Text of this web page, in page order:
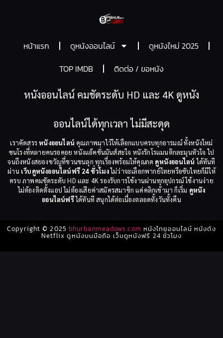
หน้าแรก ดูหนังออนไลน์
ดูหนังใหม่ 2025
TOP IMDB
ติดต่อ / ขอหนัง
หนังออนไลน์ คมชัดระดับ HD และ 4K ดูหนัง
ออนไลน์ได้ทุกเวลา ไม่มีสะดุด
เราคัดสรรหนังออนไลน์ คุณภาพมาไว้ให้เลือกแบบครบทุกอารมณ์ ทั้งหนังใหม่
ชนโรงที่หลายคนรอคอย หนังแอ็คชั่นมันส์สะใจ หนังรักโรแมนติกละมุนหัวใจ ไป
จนถึงหนังสยองขวัญที่ชวนขนลุก ทุกเรื่องพร้อมให้คุณกด ดูหนังออนไลน์ ได้ทันที
ผ่าน เว็บดูหนังออนไลน์ฟรี 24 ชั่วโมงไม่ว่าจะเลือกพากย์ไทยหรือซับไทยก็มีให้
ครบ ภาพคมชัดระดับ HD และ 4K รองรับการใช้งานผ่านทุกอุปกรณ์ ใช้งานง่าย
ไม่ต้องติดตั้งแอป ไม่ต้องเสียค่าสมัครสมาชิก แค่คลิกเข้ามา ก็เริ่ม ดูหนัง
ออนไลน์ฟรีได้ทันที สนุกได้ต่อเนื่องตลอดทั้งวันทั้งคืน
Copyright © 2025 bhurbanmeadows.com หนังไทยออนไลน์ หนังดัง
Netflix ดูหนังบนมือถือ เว็บดูหนังฟรี 24 ชั่วโมง